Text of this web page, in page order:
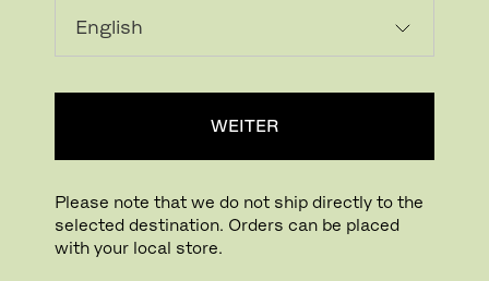
WEITER
Please note that we do not ship directly to the
selected destination. Orders can be placed
with your local store.
LADEN...
Buying online? This is our website for International. From here we do not offer
online purchasing. Orders can be placed with your local store.